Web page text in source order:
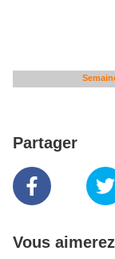
Partager
Vous